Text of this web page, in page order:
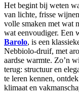
Het begint bij weten
van lichte, frisse
volle smaken met wat
wat eenvoudiger. Een
Barolo, is een
Nebbiolo-druif, met
aardse warmte. Zo’n
terug: structuur en
te leren kennen,
klimaat en